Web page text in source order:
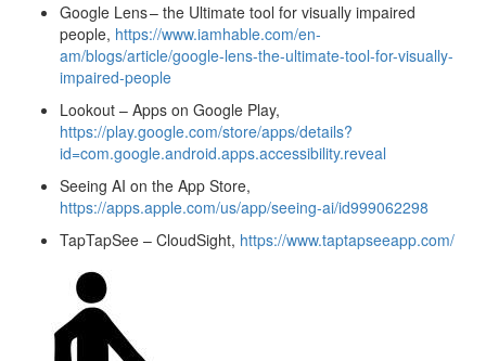
Google Lens – the Ultimate tool for visually impaired
people, https://www.iamhable.com/en-
am/blogs/article/google-lens-the-ultimate-tool-for-visually-
impaired-people
Lookout – Apps on Google Play,
https://play.google.com/store/apps/details?
id=com.google.android.apps.accessibility.reveal
Seeing AI on the App Store,
https://apps.apple.com/us/app/seeing-ai/id999062298
TapTapSee – CloudSight, https://www.taptapseeapp.com/